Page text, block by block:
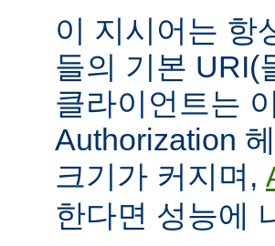
이 지시어는 항
들의 기본 URI(
클라이언트는
Authorization
크기가 커지며,
한다면 성능에